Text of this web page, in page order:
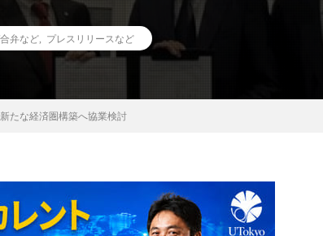
弁など プレスリリースなど
たな経済圏構築へ協業検討